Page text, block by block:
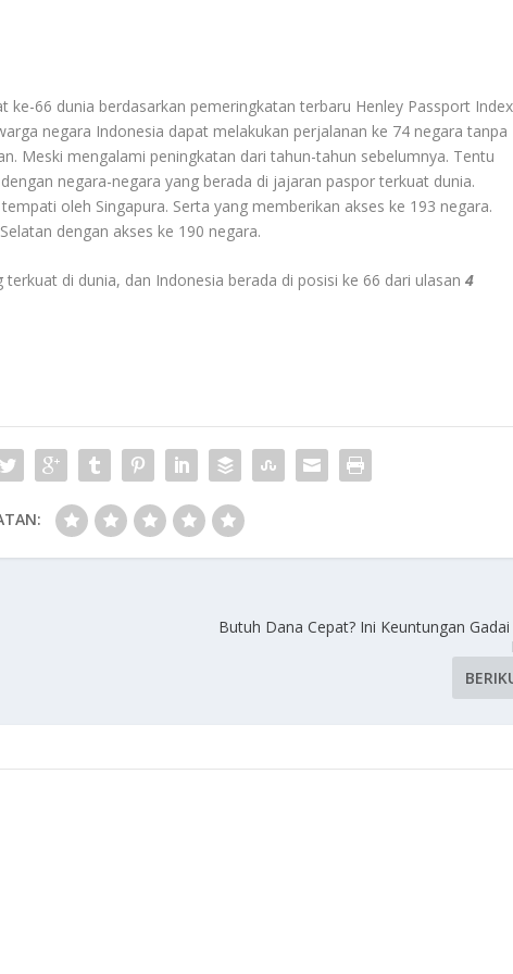
ke-66 dunia berdasarkan pemeringkatan terbaru Henley Passport Index
negara Indonesia dapat melakukan perjalanan ke 74 negara tanpa
Meski mengalami peningkatan dari tahun-tahun sebelumnya. Tentu
negara-negara yang berada di jajaran paspor terkuat dunia.
oleh Singapura. Serta yang memberikan akses ke 193 negara.
dengan akses ke 190 negara.
terkuat di dunia, dan Indonesia berada di posisi ke 66 dari ulasan4
Butuh Dana Cepat? Ini Keuntungan